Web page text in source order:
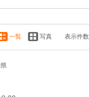
一覧 写真 表示件数